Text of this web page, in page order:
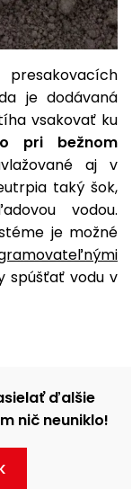
je dodávaná
vsakovať ku
pri bežnom
aj v
taký šok,
vodou.
je možné
spúšťať vodu v
ďalšie
nič neuniklo!